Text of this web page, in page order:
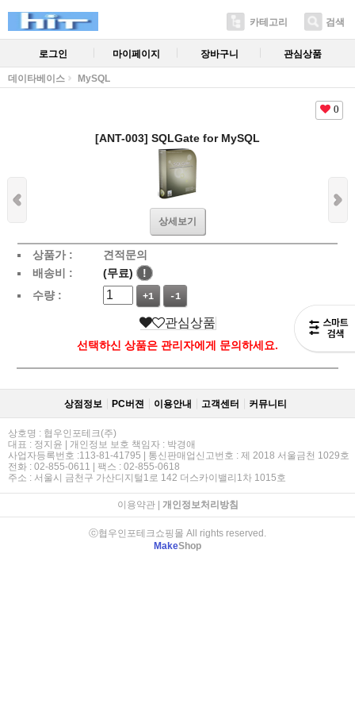
카테고리 검색
로그인 마이페이지 장바구니 관심상품
데이타베이스 MySQL
0
[ANT-003] SQLGate for MySQL
상세보기
상품가 :
견적문의
배송비 :
(무료)
!
수량 :
+1 -1
관심상품
선택하신 상품은 관리자에게 문의하세요.
상점정보 PC버젼 이용안내 고객센터 커뮤니티
상호명 : 협우인포테크(주)
대표 : 정지윤 | 개인정보 보호 책임자 : 박경애
사업자등록번호 :113-81-41795 | 통신판매업신고번호 : 제 2018 서울금천 1029호
전화 : 02-855-0611 | 팩스 : 02-855-0618
주소 : 서울시 금천구 가산디지털1로 142 더스카이밸리1차 1015호
이용약관| 개인정보처리방침
ⓒ협우인포테크쇼핑몰 All rights reserved.
MakeShop